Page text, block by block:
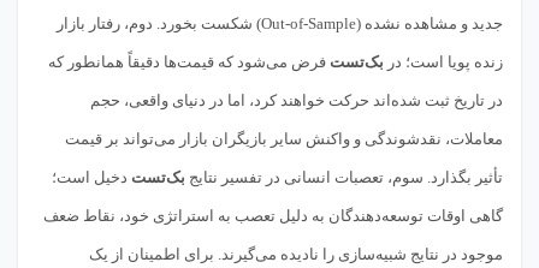
جدید و مشاهده نشده (Out-of-Sample) شکست بخورد. دوم، رفتار بازار
زنده پویا است؛ در بک‌تست فرض می‌شود که قیمت‌ها دقیقاً همانطور که
در تاریخ ثبت شده‌اند حرکت خواهند کرد، اما در دنیای واقعی، حجم
معاملات، نقدشوندگی و واکنش سایر بازیگران بازار می‌تواند بر قیمت
تأثیر بگذارد. سوم، تعصبات انسانی در تفسیر نتایج بک‌تست دخیل است؛
گاهی اوقات توسعه‌دهندگان به دلیل تعصب به استراتژی خود، نقاط ضعف
موجود در نتایج شبیه‌سازی را نادیده می‌گیرند. برای اطمینان از یک